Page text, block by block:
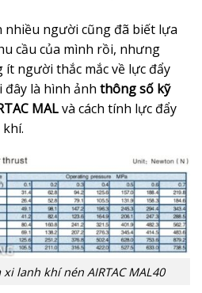
nhiều người cũng đã biết lựa
cầu của mình rồi, nhưng
người thắc mắc về lực đẩy
đây là hình ảnh thông số kỹ
MALvà cách tính lực đẩy
lanh khí nén AIRTAC MAL40